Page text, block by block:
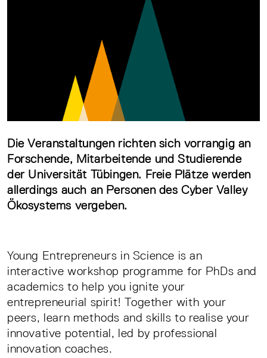
Die Veranstaltungen richten sich vorrangig an
Forschende, Mitarbeitende und Studierende
der Universität Tübingen. Freie Plätze werden
allerdings auch an Personen des Cyber Valley
Ökosystems vergeben.
Young Entrepreneurs in Science is an
interactive workshop programme for PhDs and
academics to help you ignite your
entrepreneurial spirit! Together with your
peers, learn methods and skills to realise your
innovative potential, led by professional
innovation coaches.